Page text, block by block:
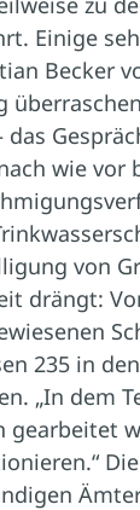
Einige
Becker
das
wie vor
von
drängt:
235 in
„In dem
gearbeitet